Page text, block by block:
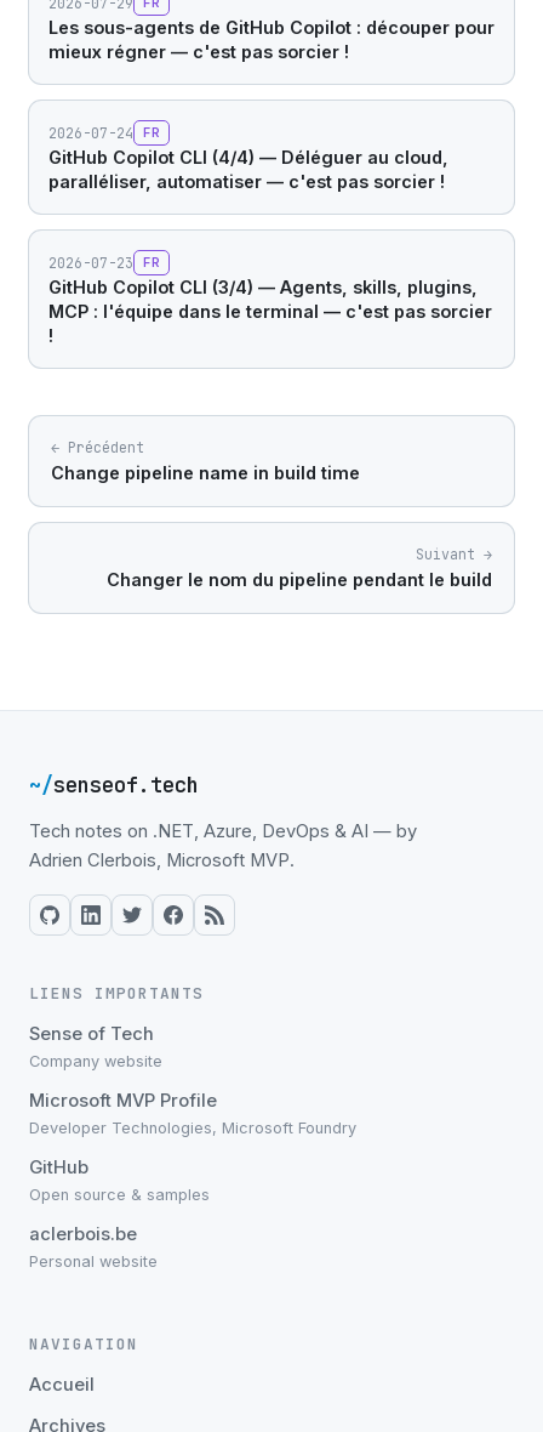
Les sous-agents de GitHub Copilot : découper pour
mieux régner — c'est pas sorcier !
2026-07-24 FR
GitHub Copilot CLI (4/4) — Déléguer au cloud,
paralléliser, automatiser — c'est pas sorcier !
2026-07-23 FR
GitHub Copilot CLI (3/4) — Agents, skills, plugins,
MCP : l'équipe dans le terminal — c'est pas sorcier
!
← Précédent
Change pipeline name in build time
Suivant →
Changer le nom du pipeline pendant le build
~/senseof.tech
Tech notes on .NET, Azure, DevOps & AI — by
Adrien Clerbois, Microsoft MVP.
LIENS IMPORTANTS
Sense of Tech
Company website
Microsoft MVP Profile
Developer Technologies, Microsoft Foundry
GitHub
Open source & samples
aclerbois.be
Personal website
NAVIGATION
Accueil
Archives